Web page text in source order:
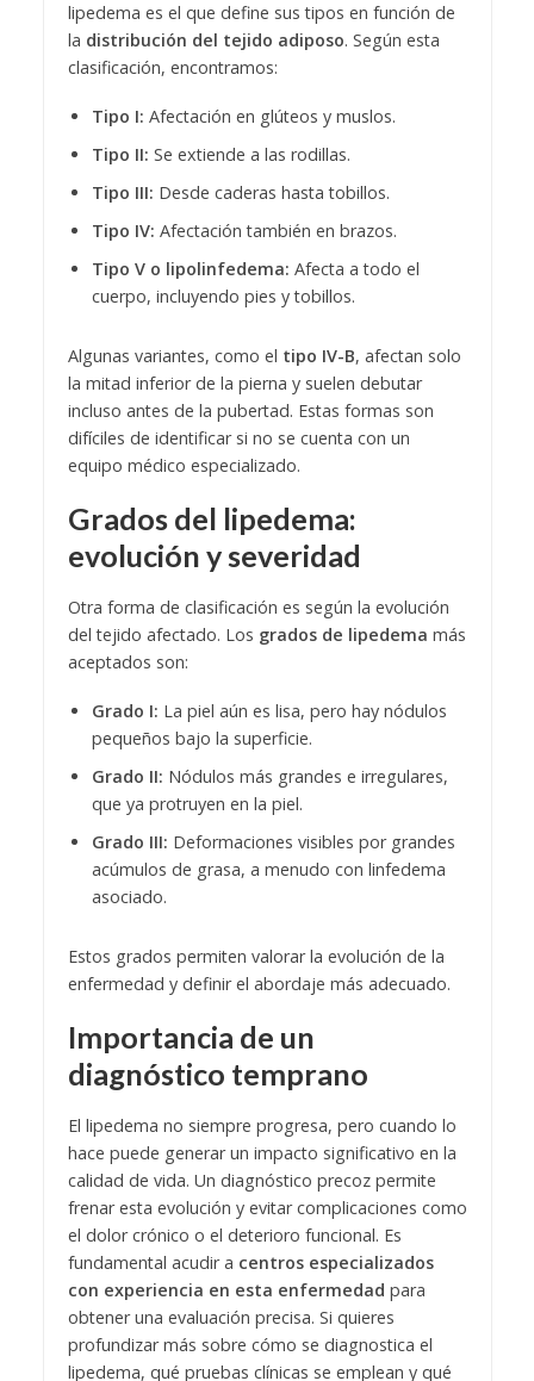
lipedema es el que define sus tipos en función de
la distribución del tejido adiposo. Según esta
clasificación, encontramos:
Tipo I: Afectación en glúteos y muslos.
Tipo II: Se extiende a las rodillas.
Tipo III: Desde caderas hasta tobillos.
Tipo IV: Afectación también en brazos.
Tipo V o lipolinfedema: Afecta a todo el
cuerpo, incluyendo pies y tobillos.
Algunas variantes, como el tipo IV-B, afectan solo
la mitad inferior de la pierna y suelen debutar
incluso antes de la pubertad. Estas formas son
difíciles de identificar si no se cuenta con un
equipo médico especializado.
Grados del lipedema:
evolución y severidad
Otra forma de clasificación es según la evolución
del tejido afectado. Los grados de lipedema más
aceptados son:
Grado I: La piel aún es lisa, pero hay nódulos
pequeños bajo la superficie.
Grado II: Nódulos más grandes e irregulares,
que ya protruyen en la piel.
Grado III: Deformaciones visibles por grandes
acúmulos de grasa, a menudo con linfedema
asociado.
Estos grados permiten valorar la evolución de la
enfermedad y definir el abordaje más adecuado.
Importancia de un
diagnóstico temprano
El lipedema no siempre progresa, pero cuando lo
hace puede generar un impacto significativo en la
calidad de vida. Un diagnóstico precoz permite
frenar esta evolución y evitar complicaciones como
el dolor crónico o el deterioro funcional. Es
fundamental acudir a centros especializados
con experiencia en esta enfermedad para
obtener una evaluación precisa. Si quieres
profundizar más sobre cómo se diagnostica el
lipedema, qué pruebas clínicas se emplean y qué